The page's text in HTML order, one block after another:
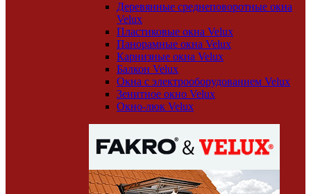
Деревянные среднеповоротные окна
Velux
Пластиковые окна Velux
Панорамные окна Velux
Карнизные окна Velux
Балкон Velux
Окна с электрооборудованием Velux
Зенитное окно Velux
Окно-люк Velux